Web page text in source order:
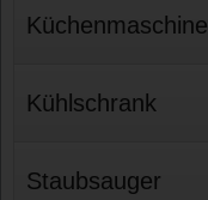
Küchenmaschine
Kühlschrank
Staubsauger